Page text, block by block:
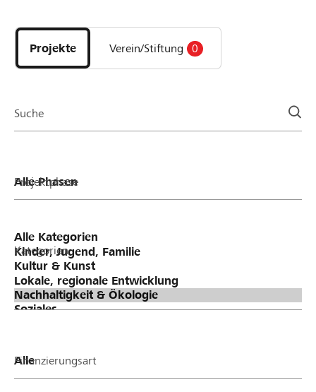
DE FR IT
Projekte
und
Organisationen
Projekte Verein/Stiftung 0
Suche
Projektphase
Kategorien
Finanzierungsart